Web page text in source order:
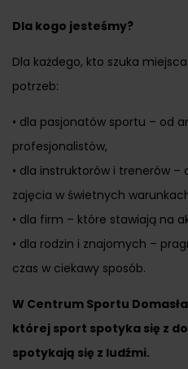
Dla kogo jesteśmy?
Dla każdego, kto szuka
potrzeb:
• dla pasjonatów sportu – od
profesjonalistów,
• dla instruktorów i trenerów
zajęcia w świetnych
• dla firm – które stawiają na
• dla rodzin i znajomych –
czas w ciekawy sposób.
W Centrum Sportu
której sport spotyka się z
spotykają się z ludźmi.